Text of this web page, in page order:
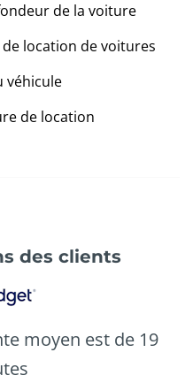
de la voiture
location de voitures
véhicule
de location
des clients
moyen est de 19